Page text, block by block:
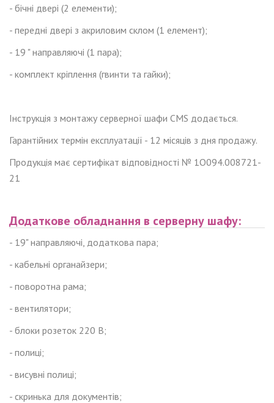
- бічні двері (2 елементи);
- передні двері з акриловим склом (1 елемент);
- 19 " направляючі (1 пара);
- комплект кріплення (гвинти та гайки);
Інструкція з монтажу серверної шафи CMS додається.
Гарантійних термін експлуатації - 12 місяців з дня продажу.
Продукція має сертифікат відповідності № 1О094.008721-
21
Додаткове обладнання в серверну шафу:
- 19" направляючі, додаткова пара;
- кабельні органайзери;
- поворотна рама;
- вентилятори;
- блоки розеток 220 В;
- полиці;
- висувні полиці;
- скринька для документів;